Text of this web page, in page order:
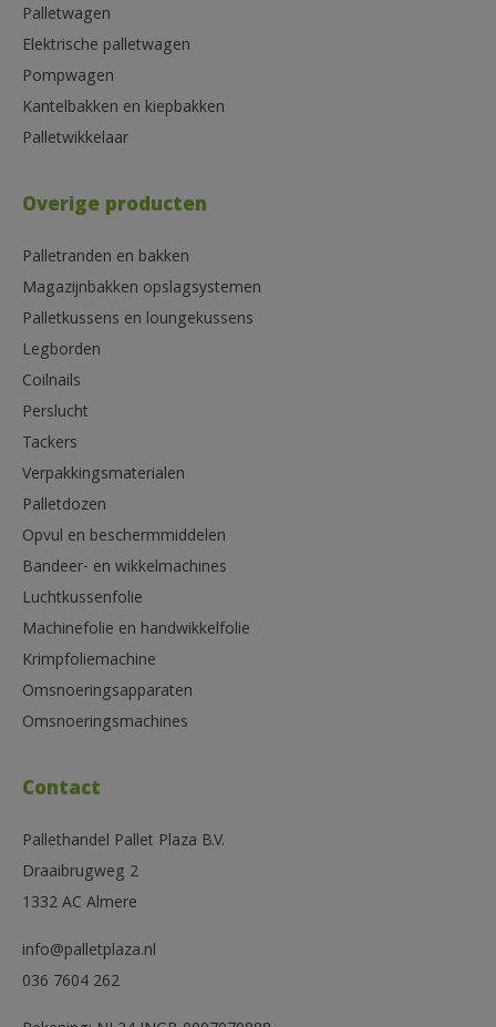
Palletwagen
Elektrische palletwagen
Pompwagen
Kantelbakken en kiepbakken
Palletwikkelaar
Overige producten
Palletranden en bakken
Magazijnbakken opslagsystemen
Palletkussens en loungekussens
Legborden
Coilnails
Perslucht
Tackers
Verpakkingsmaterialen
Palletdozen
Opvul en beschermmiddelen
Bandeer- en wikkelmachines
Luchtkussenfolie
Machinefolie en handwikkelfolie
Krimpfoliemachine
Omsnoeringsapparaten
Omsnoeringsmachines
Contact
Pallethandel Pallet Plaza B.V.
Draaibrugweg 2
1332 AC Almere
info@palletplaza.nl
036 7604 262